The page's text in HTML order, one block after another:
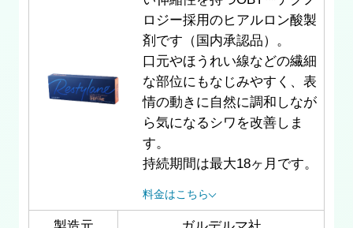
ロジー採用のヒアルロン酸製
剤です（国内承認品）。
口元やほうれい線などの繊細
な部位にもなじみやすく、表
情の動きに自然に調和しなが
ら気になるシワを改善しま
す。
持続期間は最大18ヶ月です。
料金はこちら